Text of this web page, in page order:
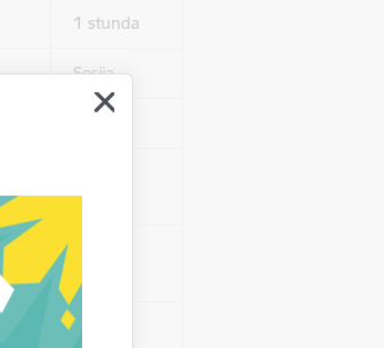
1 stunda
Sesija
Sesija